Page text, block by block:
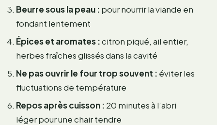
Beurre sous la peau : pour nourrir la viande en
fondant lentement
Épices et aromates :citron piqué, ail entier,
herbes fraîches glissés dans la cavité
Ne pas ouvrir le four trop souvent : éviter les
fluctuations de température
Repos après cuisson : 20 minutes à l’abri
léger pour une chair tendre